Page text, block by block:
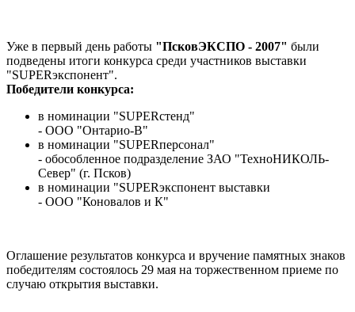
Уже в первый день работы "ПсковЭКСПО - 2007" были
подведены итоги конкурса среди участников выставки
"SUPERэкспонент".
Победители конкурса:
в номинации "SUPERстенд"
- ООО "Онтарио-В"
в номинации "SUPERперсонал"
- обособленное подразделение ЗАО "ТехноНИКОЛЬ-
Север" (г. Псков)
в номинации "SUPERэкспонент выставки
- ООО "Коновалов и К"
Оглашение результатов конкурса и вручение памятных знаков
победителям состоялось 29 мая на торжественном приеме по
случаю открытия выставки.